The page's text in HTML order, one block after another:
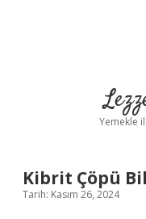
Yemekle
Kibrit Çöpü
Tarih: Kasım 26, 2024